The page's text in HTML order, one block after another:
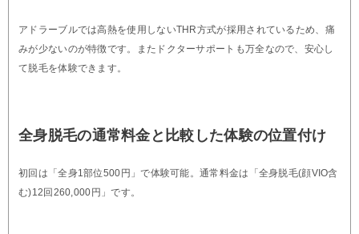
アドラーブルでは高熱を使用しないTHR方式が採用されているため、痛
みが少ないのが特徴です。またドクターサポートも万全なので、安心し
て脱毛を体験できます。
全身脱毛の通常料金と比較した体験の位置付け
初回は「全身1部位500円」で体験可能。通常料金は「全身脱毛(顔VIO含
む)12回260,000円」です。